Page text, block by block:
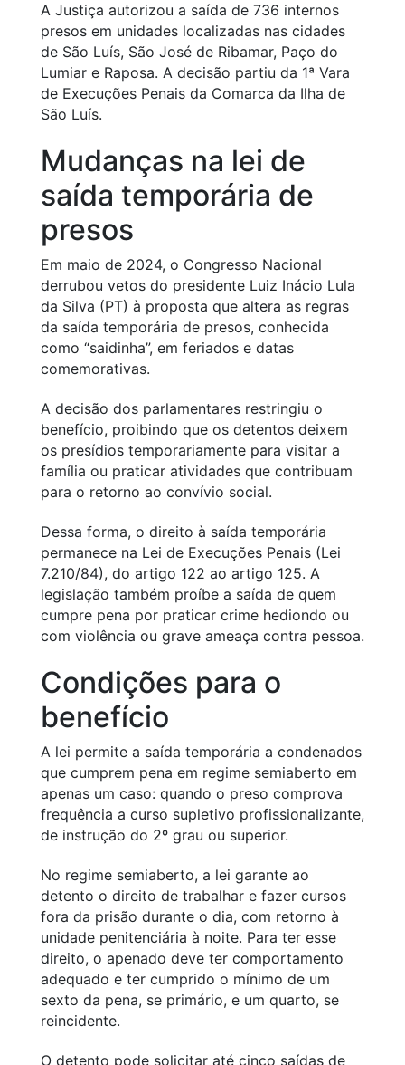
A Justiça autorizou a saída de 736 internos
presos em unidades localizadas nas cidades
de São Luís, São José de Ribamar, Paço do
Lumiar e Raposa. A decisão partiu da 1ª Vara
de Execuções Penais da Comarca da Ilha de
São Luís.
Mudanças na lei de
saída temporária de
presos
Em maio de 2024, o Congresso Nacional
derrubou vetos do presidente Luiz Inácio Lula
da Silva (PT) à proposta que altera as regras
da saída temporária de presos, conhecida
como “saidinha”, em feriados e datas
comemorativas.
A decisão dos parlamentares restringiu o
benefício, proibindo que os detentos deixem
os presídios temporariamente para visitar a
família ou praticar atividades que contribuam
para o retorno ao convívio social.
Dessa forma, o direito à saída temporária
permanece na Lei de Execuções Penais (Lei
7.210/84), do artigo 122 ao artigo 125. A
legislação também proíbe a saída de quem
cumpre pena por praticar crime hediondo ou
com violência ou grave ameaça contra pessoa.
Condições para o
benefício
A lei permite a saída temporária a condenados
que cumprem pena em regime semiaberto em
apenas um caso: quando o preso comprova
frequência a curso supletivo profissionalizante,
de instrução do 2º grau ou superior.
No regime semiaberto, a lei garante ao
detento o direito de trabalhar e fazer cursos
fora da prisão durante o dia, com retorno à
unidade penitenciária à noite. Para ter esse
direito, o apenado deve ter comportamento
adequado e ter cumprido o mínimo de um
sexto da pena, se primário, e um quarto, se
reincidente.
O detento pode solicitar até cinco saídas de